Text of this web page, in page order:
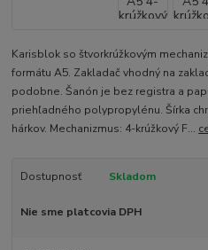
Karisblok so štvorkrúžkovým
formátu A5. Zakladač vhodný na
podobne. Šanón je bez registra a
priehľadného polypropylénu. Šírka
hárkov. Mechanizmus: 4-krúžkový F...
Dostupnosť Skladom
Nie sme platcovia DPH